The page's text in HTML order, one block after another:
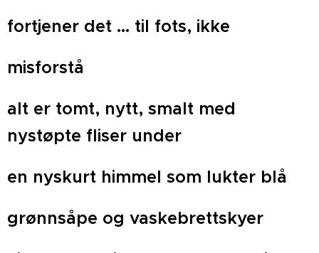
fortjener det ... til fots, ikke
misforstå
alt er tomt, nytt, smalt med
nystøpte fliser under
en nyskurt himmel som lukter blå
grønnsåpe og vaskebrettskyer